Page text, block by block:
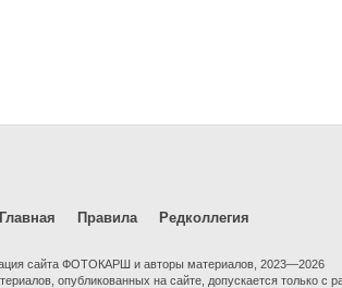
Главная Правила Редколлегия
сайта ФОТОКАРШ и авторы материалов, 2023—2026
опубликованных на сайте, допускается только с